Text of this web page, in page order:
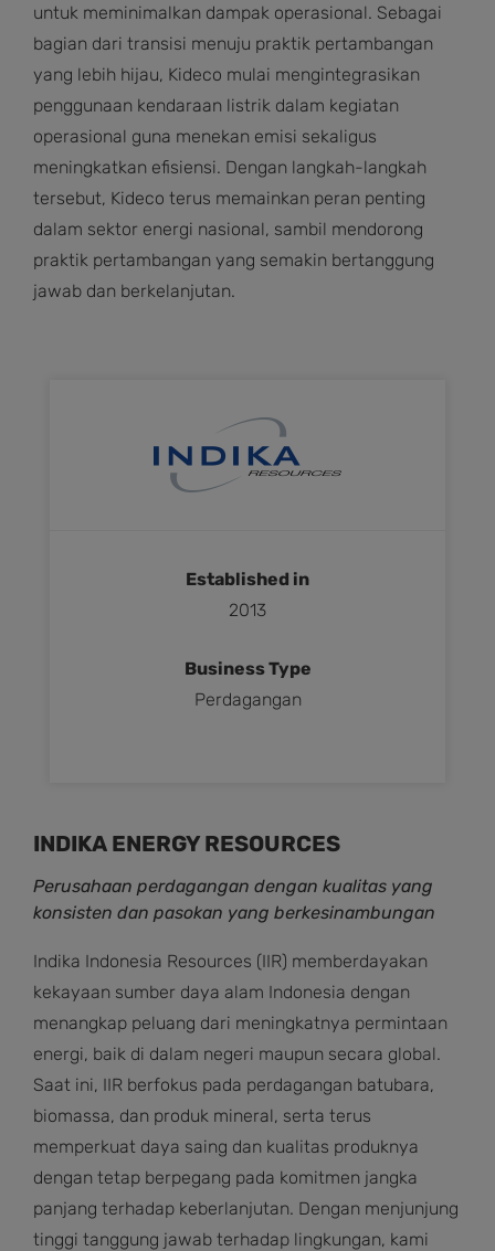
untuk meminimalkan dampak operasional. Sebagai
bagian dari transisi menuju praktik pertambangan
yang lebih hijau, Kideco mulai mengintegrasikan
penggunaan kendaraan listrik dalam kegiatan
operasional guna menekan emisi sekaligus
meningkatkan efisiensi. Dengan langkah-langkah
tersebut, Kideco terus memainkan peran penting
dalam sektor energi nasional, sambil mendorong
praktik pertambangan yang semakin bertanggung
jawab dan berkelanjutan.
Established in
2013
Business Type
Perdagangan
INDIKA ENERGY RESOURCES
Perusahaan perdagangan dengan kualitas yang
konsisten dan pasokan yang berkesinambungan
Indika Indonesia Resources (IIR) memberdayakan
kekayaan sumber daya alam Indonesia dengan
menangkap peluang dari meningkatnya permintaan
energi, baik di dalam negeri maupun secara global.
Saat ini, IIR berfokus pada perdagangan batubara,
biomassa, dan produk mineral, serta terus
memperkuat daya saing dan kualitas produknya
dengan tetap berpegang pada komitmen jangka
panjang terhadap keberlanjutan. Dengan menjunjung
tinggi tanggung jawab terhadap lingkungan, kami